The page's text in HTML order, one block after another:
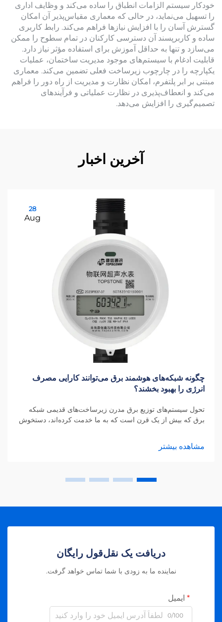
خودکار سیستم الزامات انطباق را ساده می‌کند و وظایف اداری
را تسهیل می‌نماید، در حالی که معماری مقیاس‌پذیر آن امکان
گسترش آسان را با افزایش نیازها فراهم می‌کند. رابط کاربری
ساده و کاربرپسند آن دسترسی کارکنان در تمام سطوح را ممکن
می‌سازد و تنها به حداقل آموزش برای استفاده مؤثر نیاز دارد.
قابلیت ادغام با سیستم‌های موجود مدیریت ساختمان، عملیات
یکپارچه را در چارچوب زیرساخت فعلی تضمین می‌کند. معماری
مبتنی بر ابر پلتفرم، امکان نظارت و مدیریت از راه دور را فراهم
می‌کند و انعطاف‌پذیری در نظارت عملیاتی و فرآیندهای
تصمیم‌گیری را افزایش می‌دهد.
آخرین اخبار
28
Aug
چگونه شبکه‌های هوشمند برق می‌توانند کارایی مصرف
انرژی را بهبود بخشند؟
تحول سیستم‌های توزیع برق مدرن زیرساخت‌های قدیمی شبکه
برق که بیش از یک قرن است که به ما خدمت کرده‌اند، دستخوش
سیستم‌های توزیع برق را نشان می‌دهند که از طریق فناوری‌های
پیشرفته، مدیریت انرژی را بهینه‌تر و پویاتر می‌کنند.
مشاهده بیشتر
دریافت یک نقل‌قول رایگان
نماینده ما به زودی با شما تماس خواهد گرفت.
ایمیل
0/100